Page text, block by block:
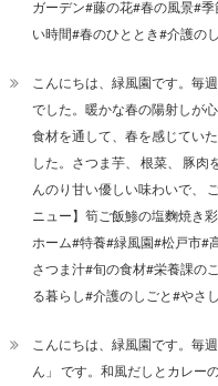
ガーデン#藤の花#春の風景#
い時間#春のひととき#介護の
こんにちは、緑風園です。毎
でした。暖かな春の陽射しが
食材を通して、春を感じてい
した。さつま芋、 根菜、 豚
んのり甘い優しい味わいで、
ニュー】筍ご飯鯵の塩麴焼き
ホーム#特養#緑風園#松戸市#
さつま汁#旬の食材#栄養課の
る暮らし#介護のしごと#やさ
こんにちは、緑風園です。毎
ん」 です。和風だしとカレー